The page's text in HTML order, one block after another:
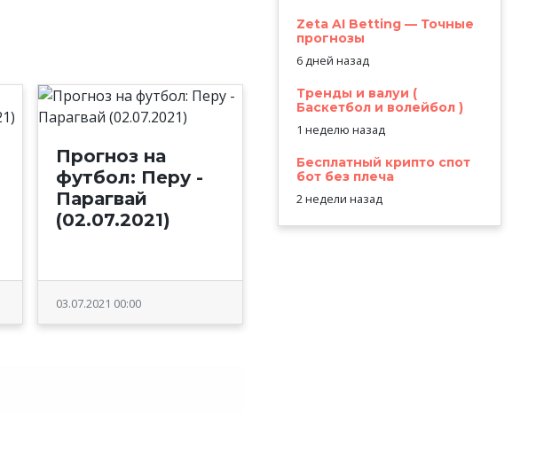
Прогноз на
футбол: Перу -
Парагвай
(02.07.2021)
03.07.2021 00:00
Zeta AI Betting — Точные
прогнозы
6 дней назад
Тренды и валуи (
Баскетбол и волейбол )
1 неделю назад
Бесплатный крипто спот
бот без плеча
2 недели назад